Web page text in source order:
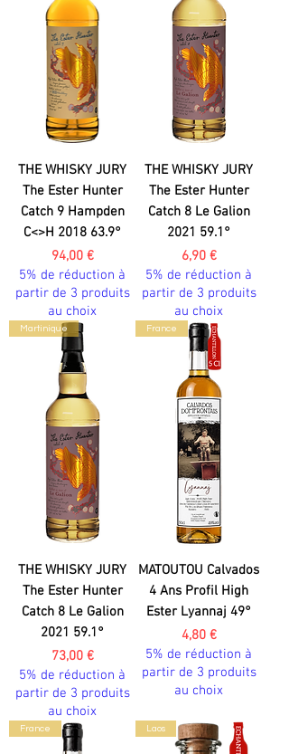
THE WHISKY JURY
The Ester Hunter
Catch 9 Hampden
C<>H 2018 63.9°
Prix
94,00 €
5% de réduction à
partir de 3 produits
au choix
THE WHISKY JURY
The Ester Hunter
Catch 8 Le Galion
2021 59.1°
Prix
6,90 €
5% de réduction à
partir de 3 produits
au choix
Martinique
THE WHISKY JURY
The Ester Hunter
Catch 8 Le Galion
2021 59.1°
Prix
73,00 €
5% de réduction à
partir de 3 produits
au choix
France
MATOUTOU Calvados
4 Ans Profil High
Ester Lyannaj 49°
Prix
4,80 €
5% de réduction à
partir de 3 produits
au choix
France Laos